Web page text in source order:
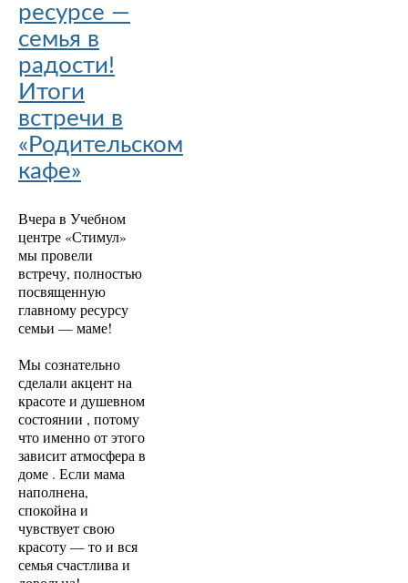
ресурсе —
семья в
радости!
Итоги
встречи в
«Родительском
кафе»
Вчера в Учебном
центре «Стимул»
мы провели
встречу, полностью
посвященную
главному ресурсу
семьи — маме!
Мы сознательно
сделали акцент на
красоте и душевном
состоянии , потому
что именно от этого
зависит атмосфера в
доме . Если мама
наполнена,
спокойна и
чувствует свою
красоту — то и вся
семья счастлива и